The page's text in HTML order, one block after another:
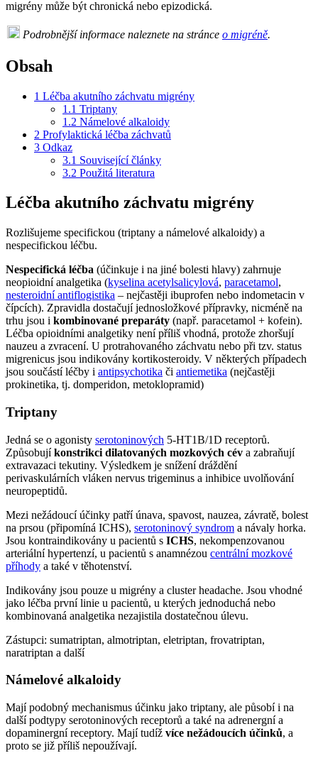
migrény může být chronická nebo epizodická.
Podrobnější informace naleznete na stránce o migréně.
Obsah
1 Léčba akutního záchvatu migrény
1.1 Triptany
1.2 Námelové alkaloidy
2 Profylaktická léčba záchvatů
3 Odkaz
3.1 Související články
3.2 Použitá literatura
Léčba akutního záchvatu migrény
Rozlišujeme specifickou (triptany a námelové alkaloidy) a
nespecifickou léčbu.
Nespecifická léčba (účinkuje i na jiné bolesti hlavy) zahrnuje
neopioidní analgetika (kyselina acetylsalicylová, paracetamol,
nesteroidní antiflogistika – nejčastěji ibuprofen nebo indometacin v
čípcích). Zpravidla dostačují jednosložkové přípravky, nicméně na
trhu jsou i kombinované preparáty (např. paracetamol + kofein).
Léčba opioidními analgetiky není příliš vhodná, protože zhoršují
nauzeu a zvracení. U protrahovaného záchvatu nebo při tzv. status
migrenicus jsou indikovány kortikosteroidy. V některých případech
jsou součástí léčby i antipsychotika či antiemetika (nejčastěji
prokinetika, tj. domperidon, metoklopramid)
Triptany
Jedná se o agonisty serotoninových 5-HT1B/1D receptorů.
Způsobujíkonstrikci dilatovaných mozkových cév a zabraňují
extravazaci tekutiny. Výsledkem je snížení dráždění
perivaskulárních vláken nervus trigeminus a inhibice uvolňování
neuropeptidů.
Mezi nežádoucí účinky patří únava, spavost, nauzea, závratě, bolest
na prsou (připomíná ICHS), serotoninový syndrom a návaly horka.
Jsou kontraindikovány u pacientů s ICHS, nekompenzovanou
arteriální hypertenzí, u pacientů s anamnézou centrální mozkové
příhody a také v těhotenství.
Indikovány jsou pouze u migrény a cluster headache. Jsou vhodné
jako léčba první linie u pacientů, u kterých jednoduchá nebo
kombinovaná analgetika nezajistila dostatečnou úlevu.
Zástupci: sumatriptan, almotriptan, eletriptan, frovatriptan,
naratriptan a další
Námelové alkaloidy
Mají podobný mechanismus účinku jako triptany, ale působí i na
další podtypy serotoninových receptorů a také na adrenergní a
dopaminergní receptory. Mají tudíž více nežádoucích účinků, a
proto se již příliš nepoužívají.